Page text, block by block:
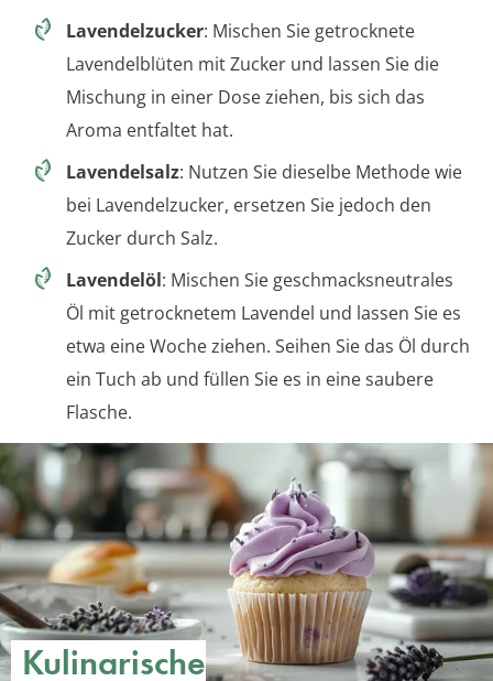
Lavendelzucker: Mischen Sie getrocknete
Lavendelblüten mit Zucker und lassen Sie die
Mischung in einer Dose ziehen, bis sich das
Aroma entfaltet hat.
Lavendelsalz: Nutzen Sie dieselbe Methode wie
bei Lavendelzucker, ersetzen Sie jedoch den
Zucker durch Salz.
Lavendelöl: Mischen Sie geschmacksneutrales
Öl mit getrocknetem Lavendel und lassen Sie es
etwa eine Woche ziehen. Seihen Sie das Öl durch
ein Tuch ab und füllen Sie es in eine saubere
Flasche.
Kulinarische